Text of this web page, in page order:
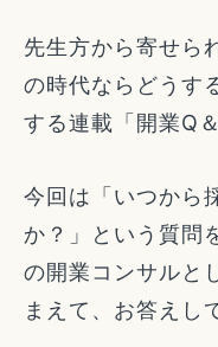
先生方から寄せら
の時代ならどうす
する連載「開業Q＆
今回は「いつから
か？」という質問
の開業コンサルと
まえて、お答えし